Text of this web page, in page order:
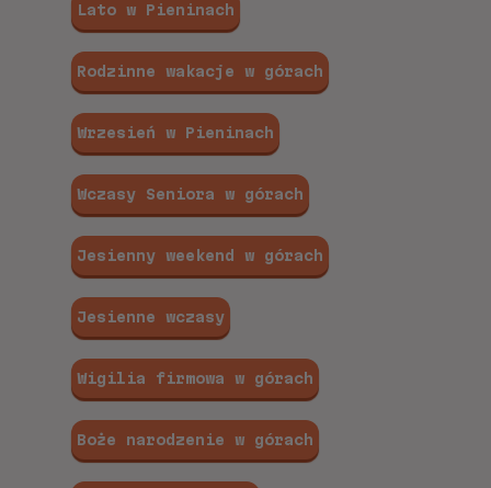
Lato w Pieninach
Rodzinne wakacje w górach
Wrzesień w Pieninach
Wczasy Seniora w górach
Jesienny weekend w górach
Jesienne wczasy
Wigilia firmowa w górach
Boże narodzenie w górach